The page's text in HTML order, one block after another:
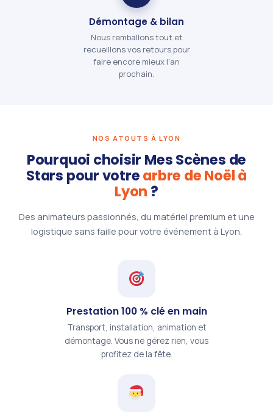
Démontage & bilan
Nous remballons tout et
recueillons vos retours pour
faire encore mieux l'an
prochain.
NOS ATOUTS À LYON
Pourquoi choisir Mes Scènes de
Stars pour votrearbre de Noël à
Lyon ?
Des animateurs passionnés, du matériel premium et une
logistique sans faille pour votre événement à Lyon.
Prestation 100 % clé en main
Transport, installation, animation et
démontage. Vous ne gérez rien, vous
profitez de la fête.